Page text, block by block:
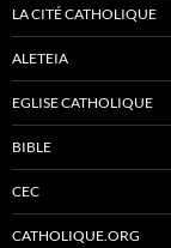
LA CITÉ CATHOLIQUE
ALETEIA
EGLISE CATHOLIQUE
BIBLE
CEC
CATHOLIQUE.ORG